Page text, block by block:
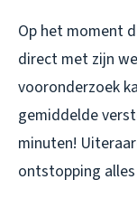
Op het moment
direct met zijn
vooronderzoek
gemiddelde
minuten!
ontstopping